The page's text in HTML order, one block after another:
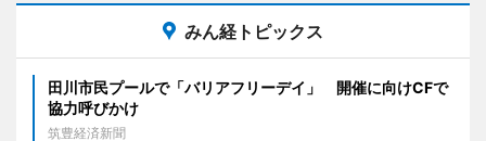
みん経トピックス
田川市民プールで「バリアフリーデイ」 開催に向けCFで
協力呼びかけ
筑豊経済新聞